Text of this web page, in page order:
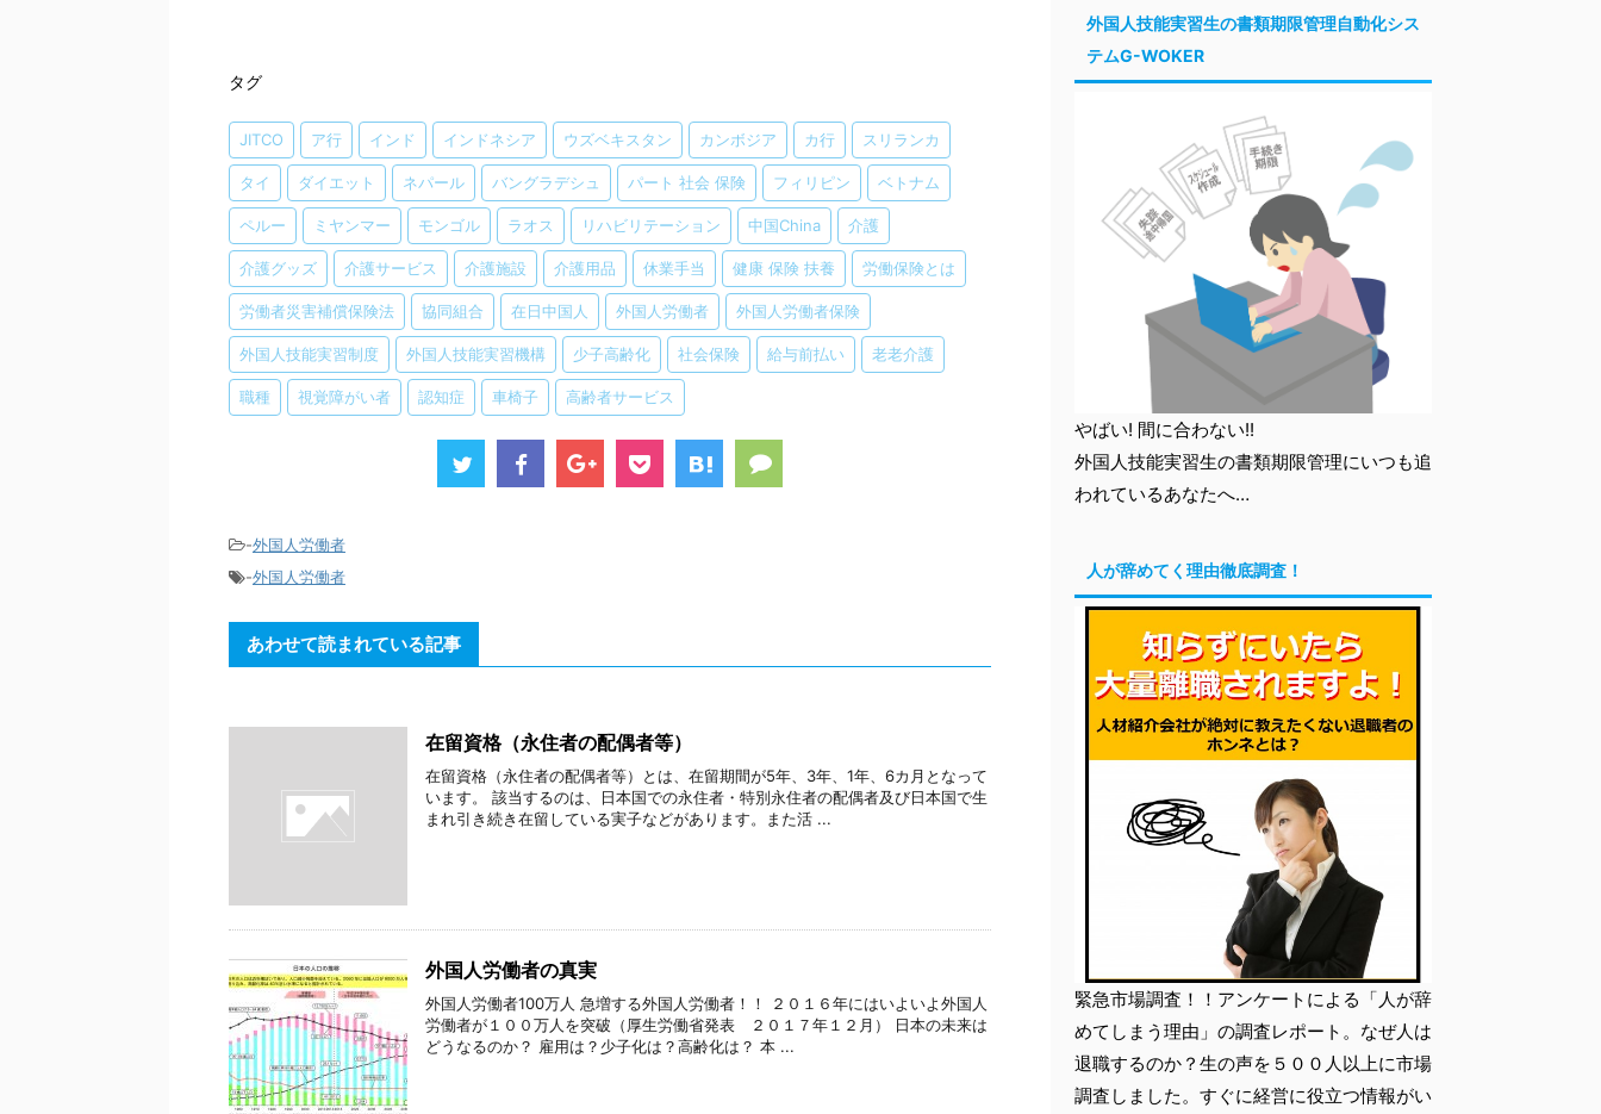
タグ
JITCO ア行 インド インドネシア ウズベキスタン カンボジア カ行 スリランカ
タイ ダイエット ネパール バングラデシュ パート 社会 保険 フィリピン ベトナム
ペルー ミヤンマー モンゴル ラオス リハビリテーション 中国China 介護
介護グッズ 介護サービス 介護施設 介護用品 休業手当 健康 保険 扶養 労働保険とは
労働者災害補償保険法 協同組合 在日中国人 外国人労働者 外国人労働者保険
外国人技能実習制度 外国人技能実習機構 少子高齢化 社会保険 給与前払い 老老介護
職種 視覚障がい者 認知症 車椅子 高齢者サービス
-外国人労働者
-外国人労働者
あわせて読まれている記事
在留資格（永住者の配偶者等）
在留資格（永住者の配偶者等）とは、在留期間が5年、3年、1年、6カ月となって
います。 該当するのは、日本国での永住者・特別永住者の配偶者及び日本国で生
まれ引き続き在留している実子などがあります。また活 ...
外国人労働者の真実
外国人労働者100万人 急増する外国人労働者！！ ２０１６年にはいよいよ外国人
労働者が１００万人を突破（厚生労働省発表 ２０１７年１２月） 日本の未来は
どうなるのか？ 雇用は？少子化は？高齢化は？ 本 ...
外国人技能実習生の書類期限管理自動化シス
テムG-WOKER
やばい! 間に合わない!!
外国人技能実習生の書類期限管理にいつも追
われているあなたへ…
人が辞めてく理由徹底調査！
緊急市場調査！！アンケートによる「人が辞
めてしまう理由」の調査レポート。なぜ人は
退職するのか？生の声を５００人以上に市場
調査しました。すぐに経営に役立つ情報がい